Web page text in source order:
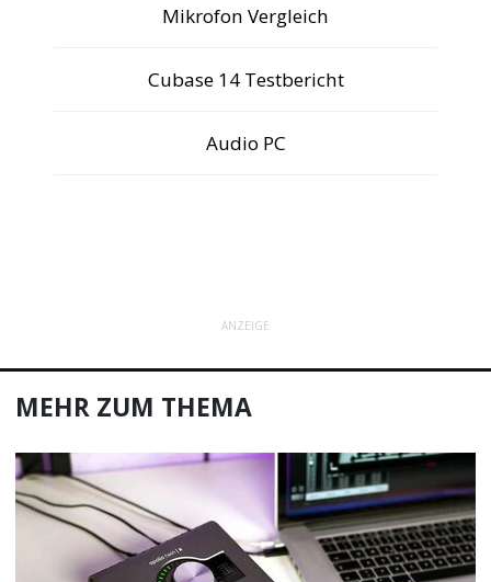
Mikrofon Vergleich
Cubase 14 Testbericht
Audio PC
ANZEIGE
MEHR ZUM THEMA